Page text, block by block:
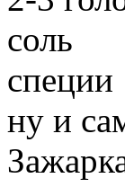
соль
специи
ну и